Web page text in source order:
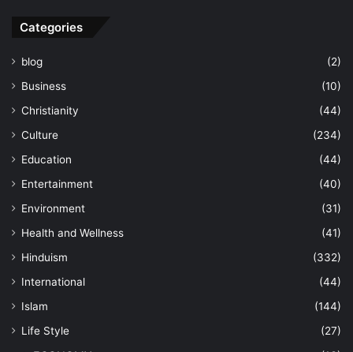
Categories
blog
(2)
Business
(10)
Christianity
(44)
Culture
(234)
Education
(44)
Entertainment
(40)
Environment
(31)
Health and Wellness
(41)
Hinduism
(332)
International
(44)
Islam
(144)
Life Style
(27)